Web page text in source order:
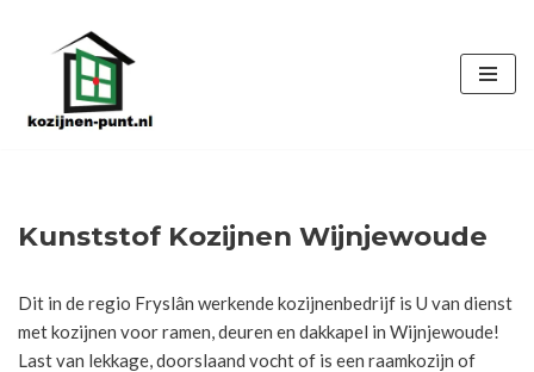
de
Kunststof Kozijnen Wijnjewoude
Dit in de regio Fryslân werkende kozijnenbedrijf is U van dienst
met kozijnen voor ramen, deuren en dakkapel in Wijnjewoude!
Last van lekkage, doorslaand vocht of is een raamkozijn of